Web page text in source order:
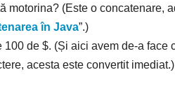
motorina? (Este o concatenare,
în Java”.)
100 de $. (Și aici avem de-a face
acesta este convertit imediat.)